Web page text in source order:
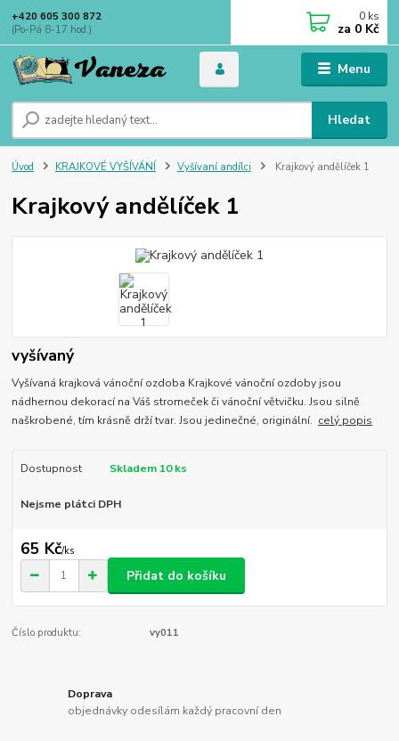
Menu
Hledat
+420 605 300 872
(Po-Pá 8-17 hod.)
0 ks
za 0 Kč
Úvod KRAJKOVÉ VYŠÍVÁNÍ Vyšívaní andílci Krajkový andělíček 1
Krajkový andělíček 1
vyšívaný
Vyšívaná krajková vánoční ozdoba Krajkové vánoční ozdoby jsou
nádhernou dekorací na Váš stromeček či vánoční větvičku. Jsou silně
naškrobené, tím krásně drží tvar. Jsou jedinečné, originální. celý popis
Dostupnost Skladem 10 ks
Nejsme plátci DPH
65 Kč/ks
Přidat do košíku
Číslo produktu: vy011
Doprava
objednávky odesílám každý pracovní den